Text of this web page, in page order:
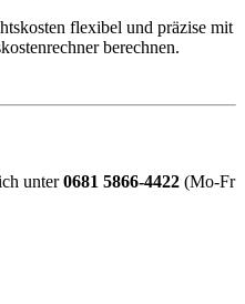
flexibel und präzise mit
berechnen.
unter0681 5866-4422 (Mo-Fr